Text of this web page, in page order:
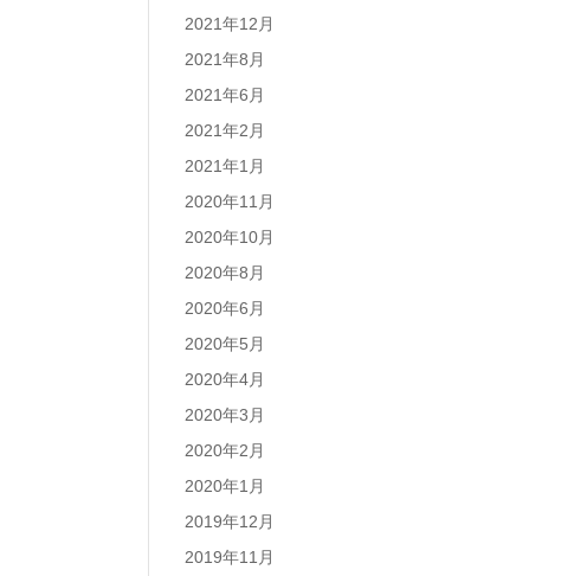
2021年12月
2021年8月
2021年6月
2021年2月
2021年1月
2020年11月
2020年10月
2020年8月
2020年6月
2020年5月
2020年4月
2020年3月
2020年2月
2020年1月
2019年12月
2019年11月